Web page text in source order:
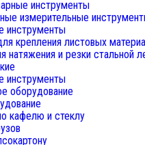
инструменты
измерительные
инструменты
крепления листовых
натяжения и резки стальной
инструменты
оборудование
кафелю и стеклу